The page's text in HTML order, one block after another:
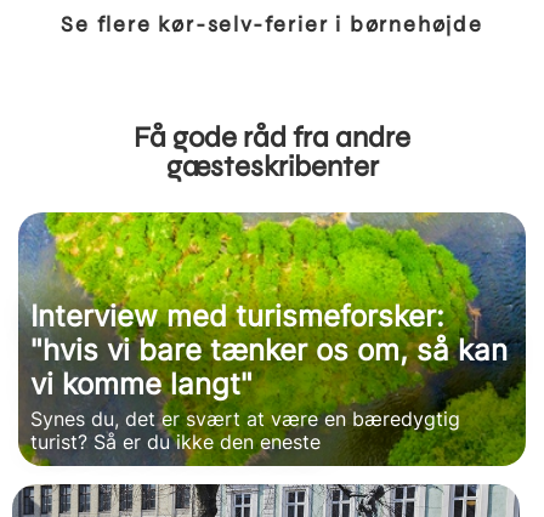
Se flere kør-selv-ferier i børnehøjde
Få gode råd fra andre
gæsteskribenter
Interview med turismeforsker:
"hvis vi bare tænker os om, så kan
vi komme langt"
Synes du, det er svært at være en bæredygtig
turist? Så er du ikke den eneste